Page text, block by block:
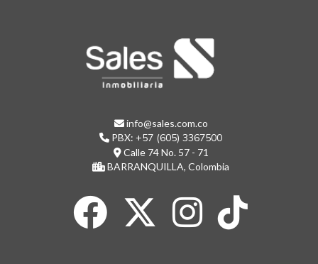
info@sales.com.co
PBX: +57 (605) 3367500
Calle 74 No. 57 - 71
BARRANQUILLA, Colombia